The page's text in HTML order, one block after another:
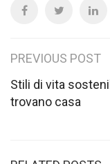
Post
PREVIOUS POST
Stili di vita
trovano casa